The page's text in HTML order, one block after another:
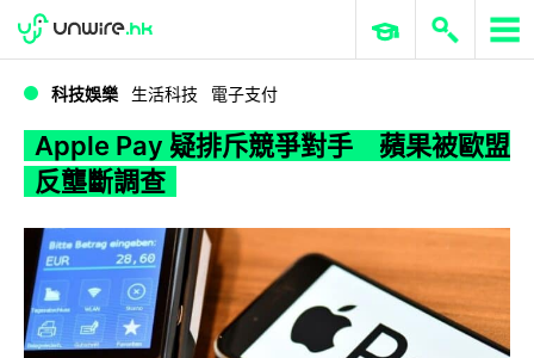
WWDC 2026 ERP 與商業 AI
科技娛樂 生活科技 電子支付
Apple Pay 疑排斥競爭對手 蘋果被歐盟
反壟斷調查